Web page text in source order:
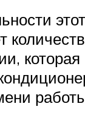
которая